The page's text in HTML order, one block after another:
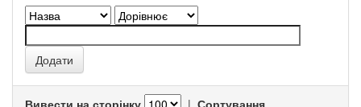
Вивести на сторінку | Сортування